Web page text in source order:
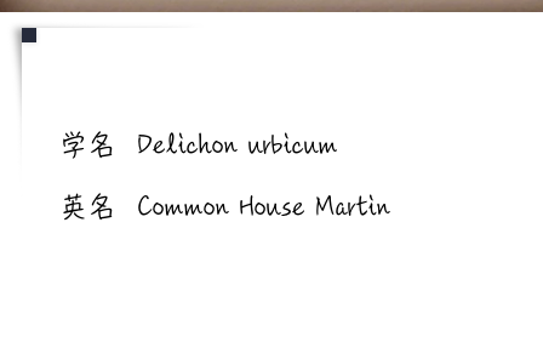
学名 Delichon urbicum
英名 Common House Martin